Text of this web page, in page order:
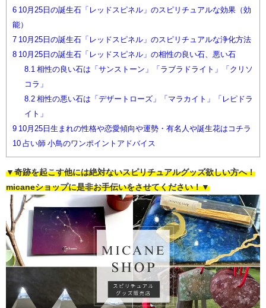
6 10月25日の誕生石「レッドスピネル」のスピリチュアルな効果（効
能）
7 10月25日の誕生石「レッドスピネル」のスピリチュアルな浄化方法
8 10月25日の誕生石「レッドスピネル」の相性の良い石、悪い石
8.1 相性の良い石は「サンストーン」「ラブラドライト」「クリソ
コラ」
8.2相性の悪い石は「デザートローズ」「マラカイト」「レピドラ
イト」
9 10月25日生まれの性格や恋愛傾向や運勢・有名人や誕生花はコチラ
10 占い師 小鳥のワンポイントアドバイス
▼奇跡を起こす他には絶対ないスピリチュアルグッズ欲しい方へ！
micaneショップに是非お手伝いをさせてください！▼